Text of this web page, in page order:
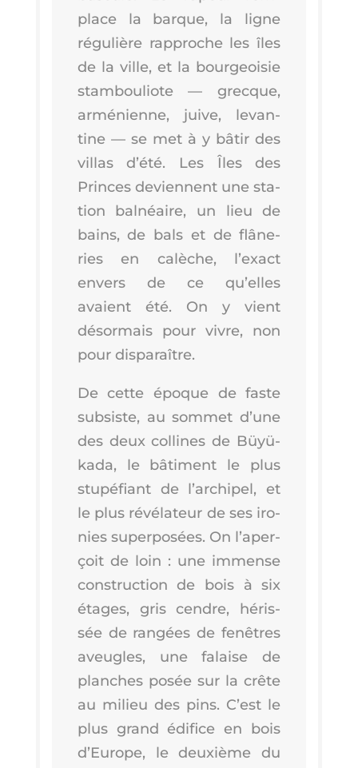
place la barque, la ligne
régu­lière rap­proche les îles
de la ville, et la bour­geoi­sie
stam­bou­liote — grecque,
armé­nienne, juive, levan­
tine — se met à y bâtir des
vil­las d’é­té. Les Îles des
Princes deviennent une sta­
tion bal­néaire, un lieu de
bains, de bals et de flâ­ne­
ries en calèche, l’exact
envers de ce qu’elles
avaient été. On y vient
désor­mais pour vivre, non
pour disparaître.
De cette époque de faste
sub­siste, au som­met d’une
des deux col­lines de Büyü­
ka­da, le bâti­ment le plus
stu­pé­fiant de l’ar­chi­pel, et
le plus révé­la­teur de ses iro­
nies super­po­sées. On l’a­per­
çoit de loin : une immense
construc­tion de bois à six
étages, gris cendre, héris­
sée de ran­gées de fenêtres
aveugles, une falaise de
planches posée sur la crête
au milieu des pins. C’est le
plus grand édi­fice en bois
d’Eu­rope, le deuxième du